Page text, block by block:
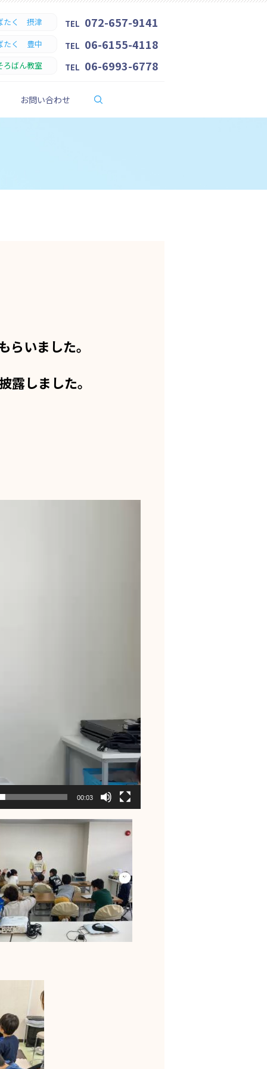
たく 摂津 TEL 072-657-9141
たく 豊中 TEL 06-6155-4118
ろばん教室 TEL 06-6993-6778
お問い合わせ
いました。
しました。
00:03